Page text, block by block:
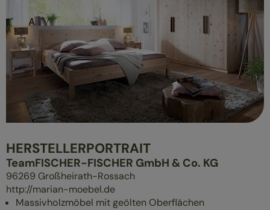
HERSTELLER
MITGLIED WERDEN
HÄNDLER FINDEN
ÖKOLOGISCH EINRICHTEN
ÜBERBLICK
POLSTERMÖBEL
GESUND SCHLAFEN
HERSTELLERPORTRAIT
TeamFISCHER-FISCHER GmbH & Co. KG
96269 Großheirath-Rossach
http://marian-moebel.de
Massivholzmöbel mit geölten Oberflächen